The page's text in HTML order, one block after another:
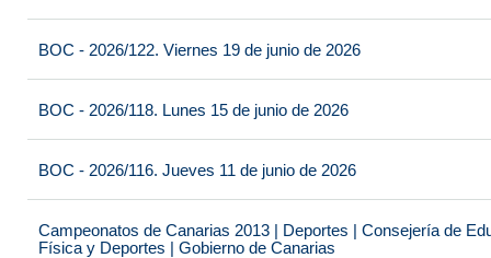
BOC - 2026/122. Viernes 19 de junio de 2026
BOC - 2026/118. Lunes 15 de junio de 2026
BOC - 2026/116. Jueves 11 de junio de 2026
Campeonatos de Canarias 2013 | Deportes | Consejería de
Física y Deportes | Gobierno de Canarias